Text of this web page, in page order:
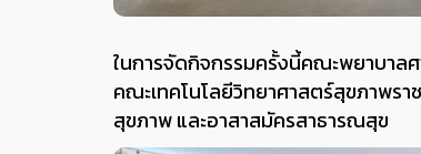
ในการจัดกิจกรรมครั้งนี้คณะพยาบาล
คณะเทคโนโลยีวิทยาศาสตร์สุขภาพ
สุขภาพ และอาสาสมัครสาธารณสุข